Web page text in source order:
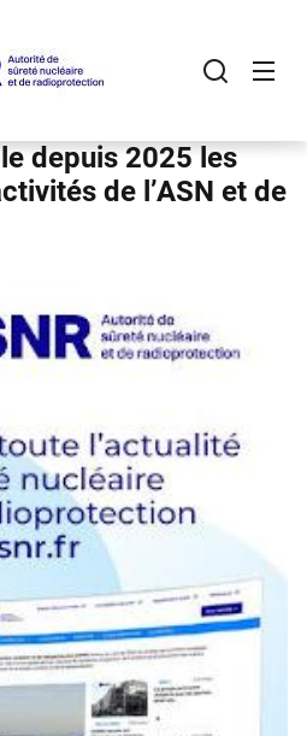
depuis 2025 les
de l’ASN et de